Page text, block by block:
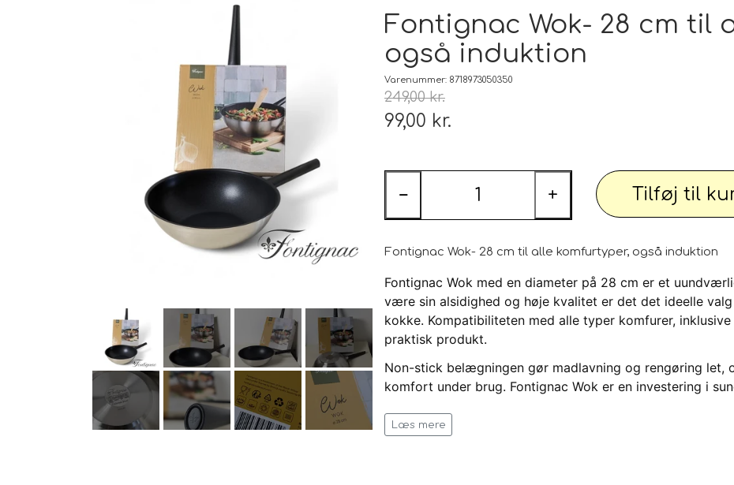
Fotostudie udstyr Tøj og Sko
Photo print / billeder print / bestil billeder
Smartwatch, mobil og tilbehør
Baby og Barneutstyr
Barnevogne klapvogne og diverse
Kontor og administration Hus og dekoration
lys og pærer
Sport - Outdoor - Street Premium
Fontignac Wok- 28 cm til
også induktion
Varenummer: 8718973050350
249,00 kr.
99,00 kr.
− + Tilføj til
Fontignac Wok- 28 cm til alle komfurtyper, også induktion
Fontignac Wok med en diameter på 28 cm er et
være sin alsidighed og høje kvalitet er det det ideelle
kokke. Kompatibiliteten med alle typer komfurer,
praktisk produkt.
Non-stick belægningen gør madlavning og rengøring let,
komfort under brug. Fontignac Wok er en investering i
Jeg håber, at denne beskrivelse vil hjælpe med at
yderligere information eller hjælp, så lad mig det vide.
Læs mere